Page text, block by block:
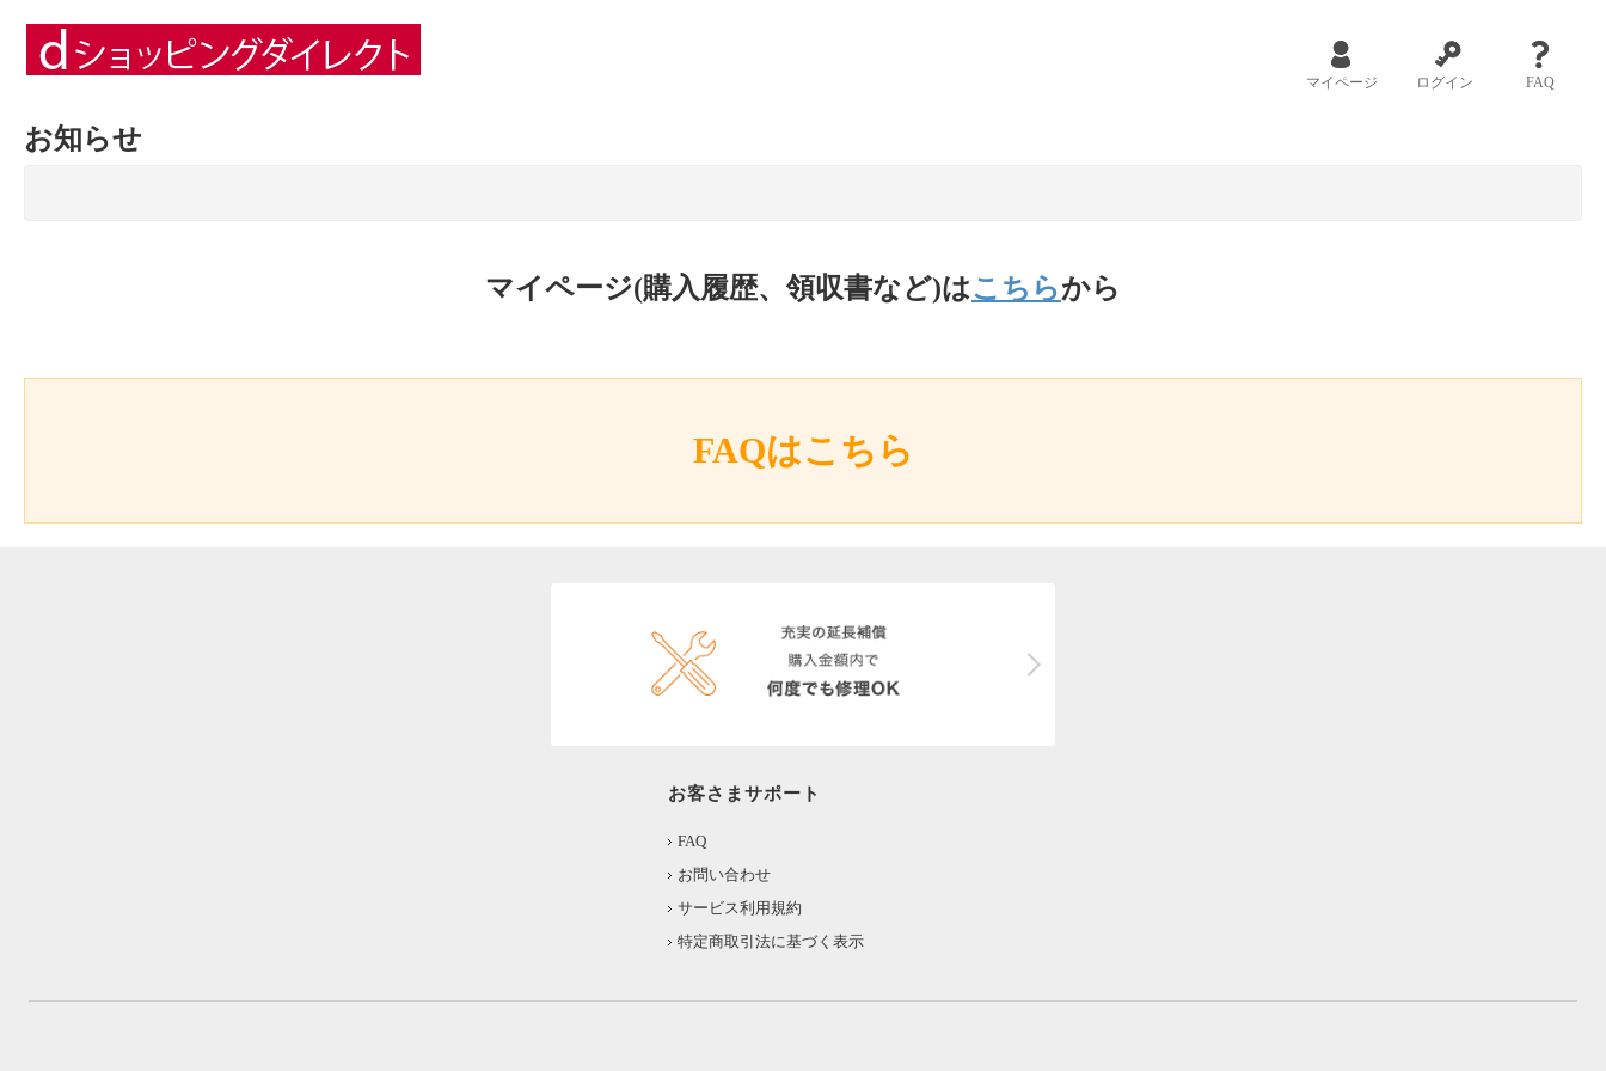
マイページ ログイン FAQ
お知らせ
マイページ(購入履歴、領収書など)はこちらから
FAQはこちら
お客さまサポート
FAQ
お問い合わせ
サービス利用規約
特定商取引法に基づく表示